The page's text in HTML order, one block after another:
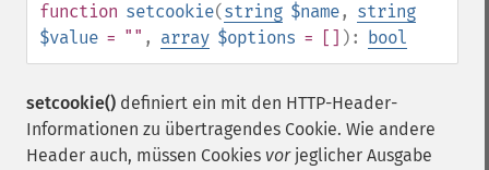
function setcookie(string $name, string
$value = "" , array $options = [] ): bool
setcookie() definiert ein mit den HTTP-Header-
Informationen zu übertragendes Cookie. Wie andere
Header auch, müssen Cookies vorjeglicher Ausgabe